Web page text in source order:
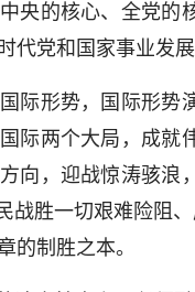
央的核心、全党
代党和国家事业发
形势，国际形势
际两个大局，成
向，迎战惊涛骇浪
战胜一切艰难险阻
的制胜之本。